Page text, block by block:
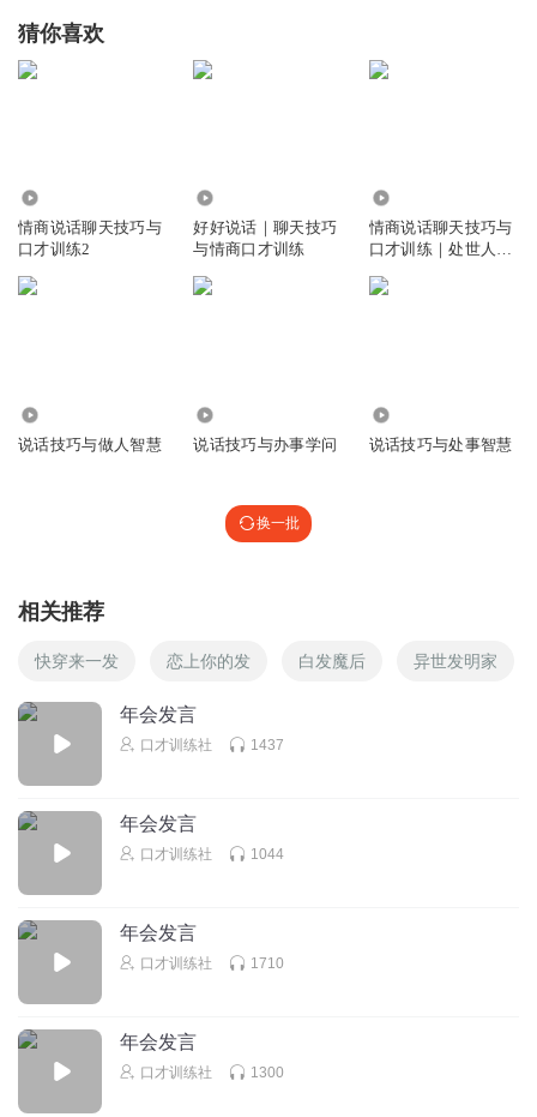
猜你喜欢
情商说话聊天技巧与
口才训练2
好好说话｜聊天技巧
与情商口才训练
情商说话聊天技巧与
口才训练｜处世人际
说话技巧与做人智慧 说话技巧与办事学问 说话技巧与处事智慧
换一批
相关推荐
快穿来一发 恋上你的发 白发魔后 异世发明家
年会发言
口才训练社 1437
年会发言
口才训练社 1044
年会发言
口才训练社 1710
年会发言
口才训练社 1300